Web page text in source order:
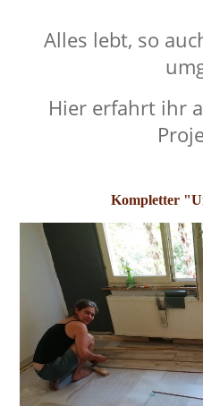
Alles lebt, so
Hier erfahrt ihr
Kompletter